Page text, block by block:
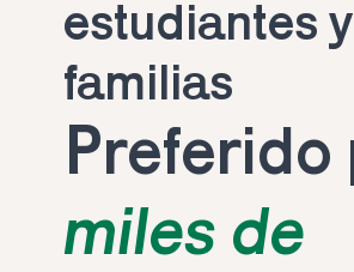
estudiantes y
familias
miles de